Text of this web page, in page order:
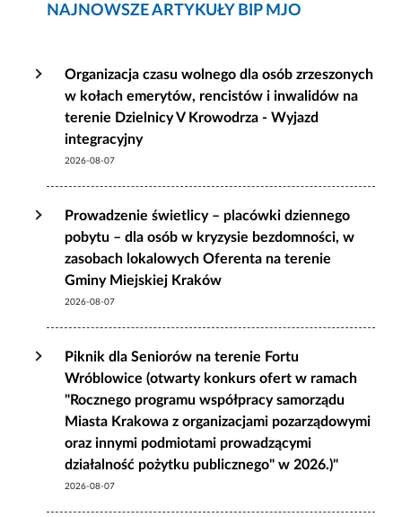
NAJNOWSZE ARTYKUŁY BIP MJO
Organizacja czasu wolnego dla osób zrzeszonych
w kołach emerytów, rencistów i inwalidów na
terenie Dzielnicy V Krowodrza - Wyjazd
integracyjny
2026-08-07
Prowadzenie świetlicy – placówki dziennego
pobytu – dla osób w kryzysie bezdomności, w
zasobach lokalowych Oferenta na terenie
Gminy Miejskiej Kraków
2026-08-07
Piknik dla Seniorów na terenie Fortu
Wróblowice (otwarty konkurs ofert w ramach
"Rocznego programu współpracy samorządu
Miasta Krakowa z organizacjami pozarządowymi
oraz innymi podmiotami prowadzącymi
działalność pożytku publicznego" w 2026.)"
2026-08-07